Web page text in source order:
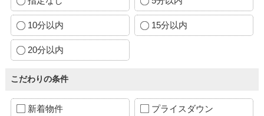
10分以内 15分以内
20分以内
こだわりの条件
新着物件 プライスダウン